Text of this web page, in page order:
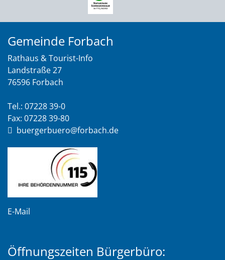
Gemeinde Forbach
Rathaus & Tourist-Info
Landstraße 27
76596 Forbach
Tel.: 07228 39-0
Fax: 07228 39-80
buergerbuero@forbach.de
E-Mail
Öffnungszeiten Bürgerbüro: